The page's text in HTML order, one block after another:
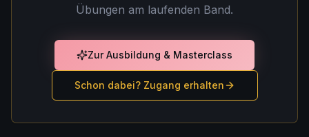
Übungen am laufenden Band.
Zur Ausbildung & Masterclass
Schon dabei? Zugang erhalten